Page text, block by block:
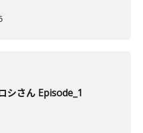
シさん Episode_1